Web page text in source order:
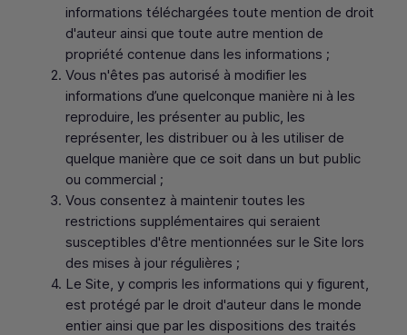
informations téléchargées toute mention de droit
d'auteur ainsi que toute autre mention de
propriété contenue dans les informations ;
Vous n'êtes pas autorisé à modifier les
informations d’une quelconque manière ni à les
reproduire, les présenter au public, les
représenter, les distribuer ou à les utiliser de
quelque manière que ce soit dans un but public
ou commercial ;
Vous consentez à maintenir toutes les
restrictions supplémentaires qui seraient
susceptibles d'être mentionnées sur le Site lors
des mises à jour régulières ;
Le Site, y compris les informations qui y figurent,
est protégé par le droit d'auteur dans le monde
entier ainsi que par les dispositions des traités